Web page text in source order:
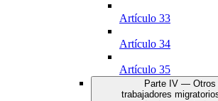
Artículo 33
Artículo 34
Artículo 35
Parte IV — Otros
trabajadores